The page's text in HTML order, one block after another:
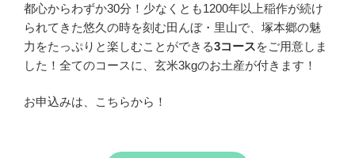
都心からわずか30分！少なくとも1200年以上稲作が続け
られてきた悠久の時を刻む田んぼ・里山で、塚本郷の魅
力をたっぷりと楽しむことができる3コースをご用意しま
した！全てのコースに、玄米3kgのお土産が付きます！
お申込みは、こちらから！